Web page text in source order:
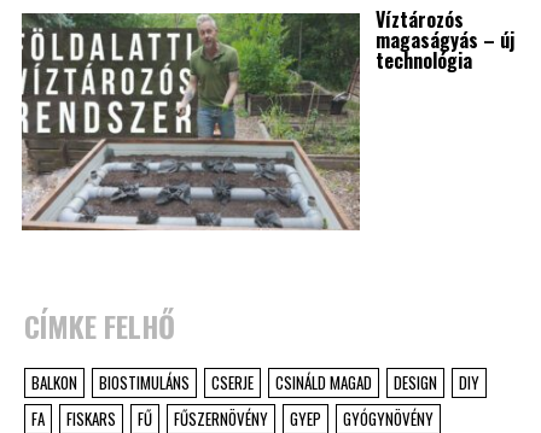
Víztározós
magaságyás – új
technológia
CÍMKE FELHŐ
BALKON BIOSTIMULÁNS CSERJE CSINÁLD MAGAD DESIGN
DIY
FA
FISKARS FŰ FŰSZERNÖVÉNY GYEP
GYÓGYNÖVÉNY